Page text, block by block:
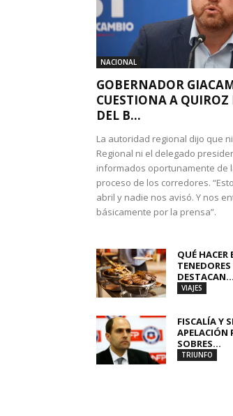
NACIONAL
GOBERNADOR
CUESTIONA A QUIROZ
DEL B...
La autoridad regional dijo que
Regional ni el delegado
informados oportunamente de
proceso de los corredores.
abril y nadie nos avisó. Y nos
básicamente por la prensa”.
QUÉ
DESTACAN...
VIAJES
FISCALÍA Y
APELACIÓN
SOBRES...
TRIUNFO